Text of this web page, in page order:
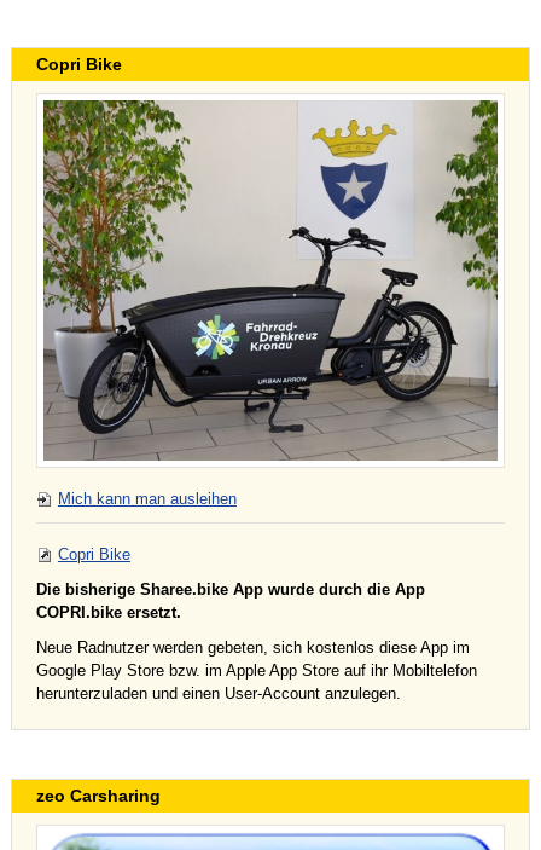
Copri Bike
Mich kann man ausleihen
Copri Bike
Die bisherige Sharee.bike App wurde durch die App
COPRI.bike ersetzt.
Neue Radnutzer werden gebeten, sich kostenlos diese App im
Google Play Store bzw. im Apple App Store auf ihr Mobiltelefon
herunterzuladen und einen User-Account anzulegen.
zeo Carsharing